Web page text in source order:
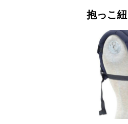
抱っこ紐